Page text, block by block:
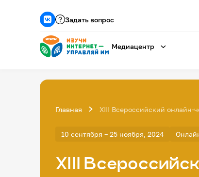
Задать вопрос
Медиацентр
Главная XIII Всероссийский онлайн-
10 сентября – 25 ноября, 2024
XIII